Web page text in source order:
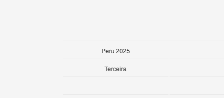
Peru 2025
Terceira